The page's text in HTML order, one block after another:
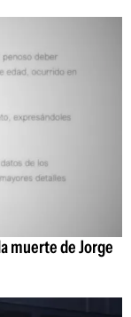
muerte de Jorge